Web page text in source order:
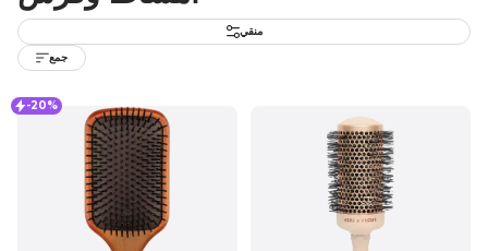
منقي
جمع
-20%